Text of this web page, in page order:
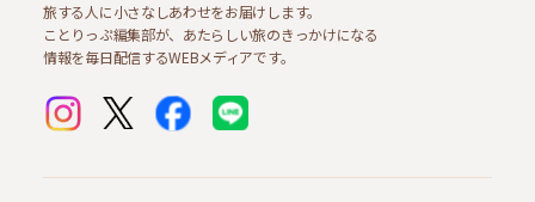
旅する人に小さなしあわせをお届けします。
ことりっぷ編集部が、あたらしい旅のきっかけになる
情報を毎日配信するWEBメディアです。